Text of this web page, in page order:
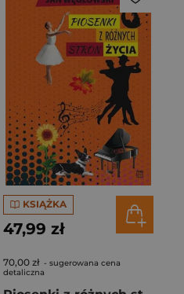
KSIĄŻKA
47,99 zł
70,00 zł - sugerowana cena
detaliczna